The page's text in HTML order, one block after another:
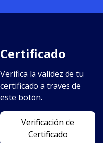
Certificado
Verifica la validez de tu
certificado a traves de
este botón.
Verificación de
Certificado